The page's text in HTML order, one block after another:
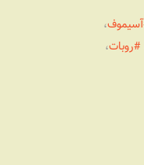
آسیموف،
روبات،